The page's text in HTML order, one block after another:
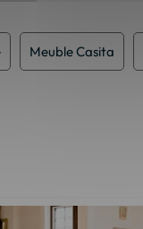
Meuble Casita